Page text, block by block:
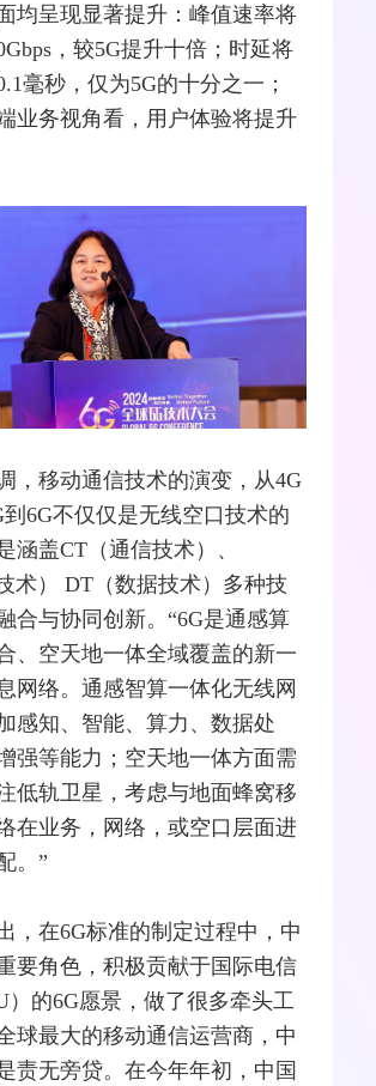
均呈现显著提升：峰值速率将
，较5G提升十倍；时延将
毫秒，仅为5G的十分之一；
业务视角看，用户体验将提升
，移动通信技术的演变，从4G
到6G不仅仅是无线空口技术的
涵盖CT（通信技术）、
术） DT（数据技术）多种技
合与协同创新。“6G是通感算
、空天地一体全域覆盖的新一
网络。通感智算一体化无线网
感知、智能、算力、数据处
强等能力；空天地一体方面需
低轨卫星，考虑与地面蜂窝移
在业务，网络，或空口层面进
。”
，在6G标准的制定过程中，中
要角色，积极贡献于国际电信
）的6G愿景，做了很多牵头工
球最大的移动通信运营商 ，中
责无旁贷。在今年年初，中国